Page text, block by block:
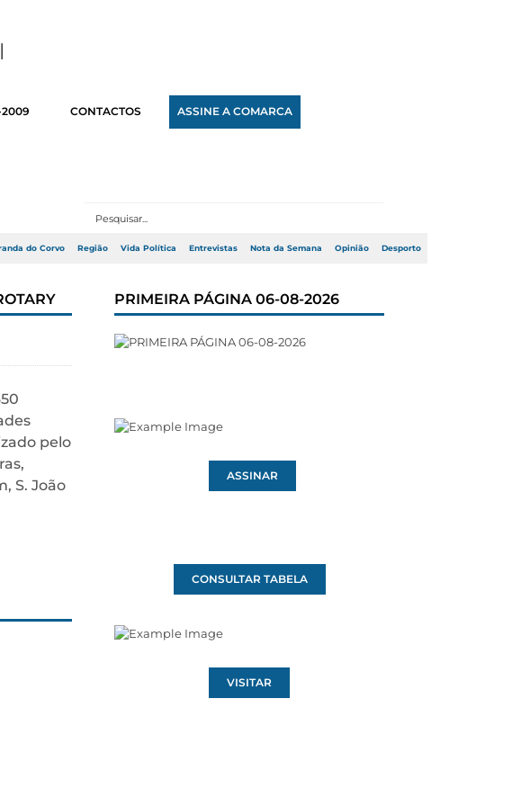
2009 CONTACTOS ASSINE A COMARCA
do Corvo Região Vida Política Entrevistas Nota da Semana Opinião Desporto
pelo
S. João
PRIMEIRA PÁGINA 06-08-2026
ASSINAR
CONSULTAR TABELA
VISITAR